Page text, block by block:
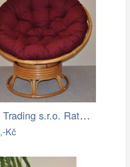
Axin Trading s.r.o. Ratanový papasan…
Kč